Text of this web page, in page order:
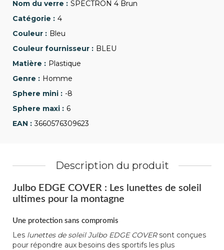
SPECTRON 4 Brun
4
Bleu
BLEU
Plastique
Homme
-8
6
3660576309623
Description du produit
Julbo EDGE COVER : Les lunettes de soleil
ultimes pour la montagne
Une protection sans compromis
Les lunettes de soleil Julbo EDGE COVERsont conçues
pour répondre aux besoins des sportifs les plus